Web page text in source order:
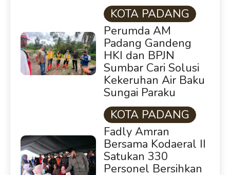
KOTA PADANG
Perumda AM
Padang Gandeng
HKI dan BPJN
Sumbar Cari Solusi
Kekeruhan Air Baku
Sungai Paraku
KOTA PADANG
Fadly Amran
Bersama Kodaeral II
Satukan 330
Personel Bersihkan